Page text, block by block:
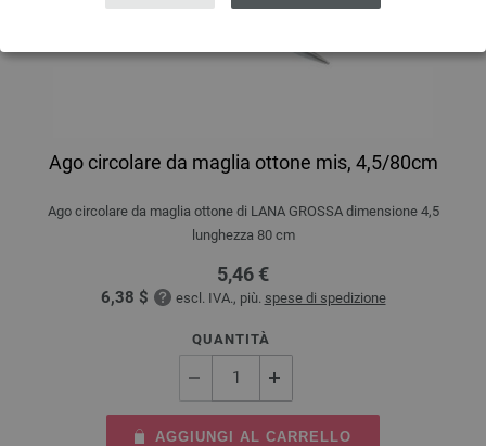
Ago circolare da maglia ottone mis, 4,5/80cm
Ago circolare da maglia ottone di LANA GROSSA dimensione 4,5
lunghezza 80 cm
5,46 €
6,38 $ escl. IVA., più. spese di spedizione
QUANTITÀ
AGGIUNGI AL CARRELLO